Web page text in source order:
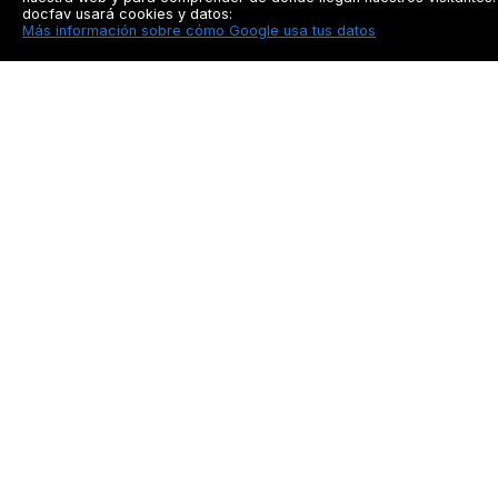
docfav usará cookies y datos:
Más información sobre cómo Google usa tus datos